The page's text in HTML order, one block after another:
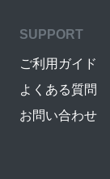
SUPPORT
ご利用ガイド
よくある質問
お問い合わせ